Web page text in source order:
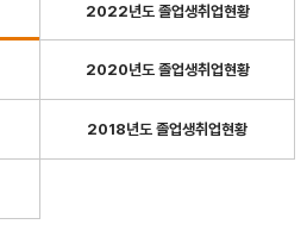
2022년도 졸업생취업현황
2020년도 졸업생취업현황
2018년도 졸업생취업현황